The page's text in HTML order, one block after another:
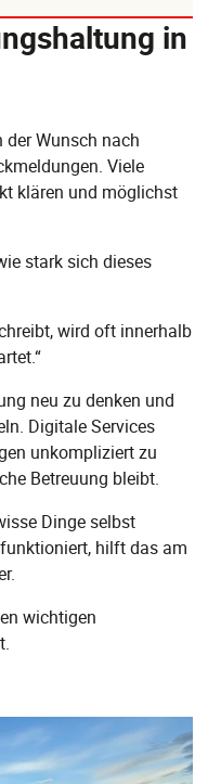
in
Wunsch nach
Viele
klären und möglichst
stark sich dieses
wird oft innerhalb
neu zu denken und
Digitale Services
unkompliziert zu
Betreuung bleibt.
Dinge selbst
hilft das am
wichtigen